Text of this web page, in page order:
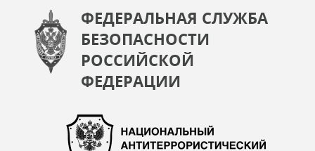
ФЕДЕРАЛЬНАЯ СЛУЖБА
БЕЗОПАСНОСТИ
РОССИЙСКОЙ
ФЕДЕРАЦИИ